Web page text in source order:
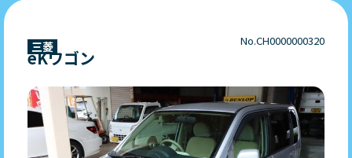
No.CH0000000320
三菱
eKワゴン